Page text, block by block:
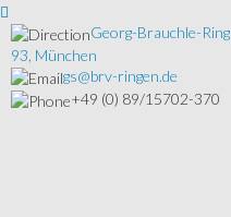
Georg-Brauchle-Ring
93, München
gs@brv-ringen.de
+49 (0) 89/15702-370